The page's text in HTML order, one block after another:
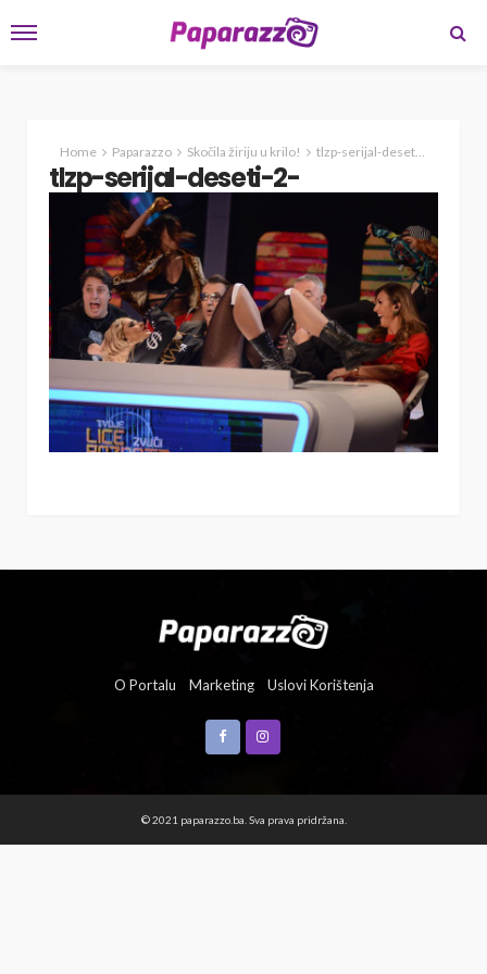
Home Paparazzo Skočila žiriju u krilo! tlzp-serijal-deseti-2-
tlzp-serijal-deseti-2-
O Portalu Marketing Uslovi Korištenja
© 2021 paparazzo.ba. Sva prava pridržana.